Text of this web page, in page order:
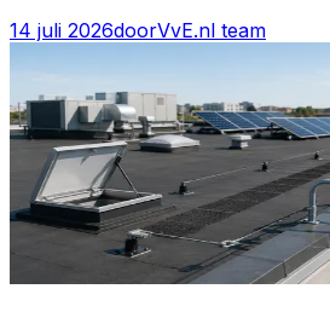
14 juli 2026doorVvE.nl team